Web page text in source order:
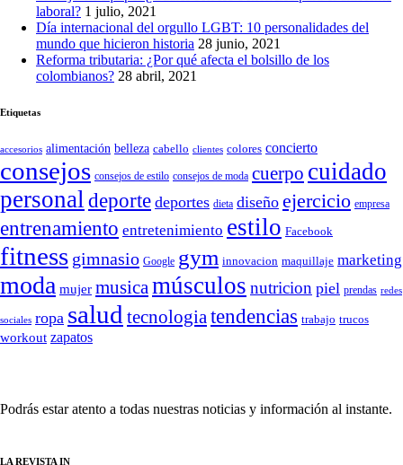
laboral? 1 julio, 2021
Día internacional del orgullo LGBT: 10 personalidades del
mundo que hicieron historia 28 junio, 2021
Reforma tributaria: ¿Por qué afecta el bolsillo de los
colombianos? 28 abril, 2021
Etiquetas
accesorios alimentación belleza cabello clientes colores concierto
consejos consejos de estilo consejos de moda cuerpo cuidado
personaldeporte deportes dieta diseño ejercicio empresa
entrenamiento entretenimiento estilo Facebook
fitness gimnasio Google gym innovacion maquillaje marketing
moda mujer musicamúsculos nutricion piel prendas redes
sociales ropa salud tecnologiatendencias trabajo trucos
workout zapatos
Podrás estar atento a todas nuestras noticias y información al instante.
LA REVISTA IN